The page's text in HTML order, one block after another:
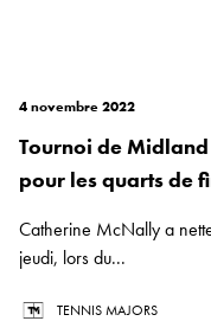
4 novembre 2022
Tournoi de
pour les quarts de
Catherine McNally a
jeudi, lors du...
TENNIS MAJORS